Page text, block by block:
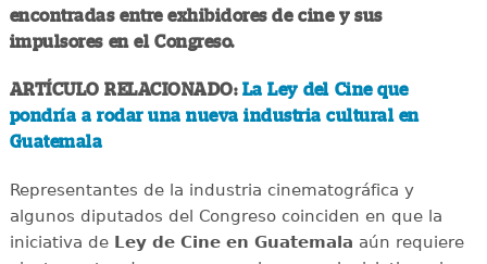
encontradas entre exhibidores de cine y sus
impulsores en el Congreso.
ARTÍCULO RELACIONADO: La Ley del Cine que
pondría a rodar una nueva industria cultural en
Guatemala
Representantes de la industria cinematográfica y
algunos diputados del Congreso coinciden en que la
iniciativa de Ley de Cine en Guatemala aún requiere